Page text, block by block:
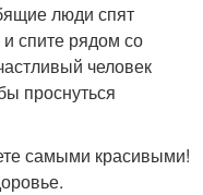
люди спят
спите рядом со
человек
проснуться
самыми красивыми!